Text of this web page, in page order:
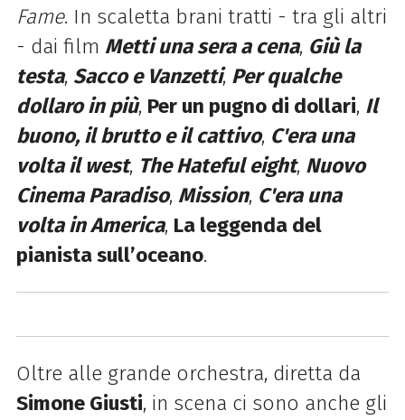
Fame. In scaletta brani tratti - tra gli altri
- dai film Metti una sera a cena, Giù la
testa, Sacco e Vanzetti, Per qualche
dollaro in più, Per un pugno di dollari, Il
buono, il brutto e il cattivo, C'erauna
volta il west, The Hateful eight, Nuovo
Cinema Paradiso, Mission, C'era una
volta in America, La leggenda del
pianista sull’oceano.
Oltre alle grande orchestra, diretta da
Simone Giusti, in scena ci sono anche gli